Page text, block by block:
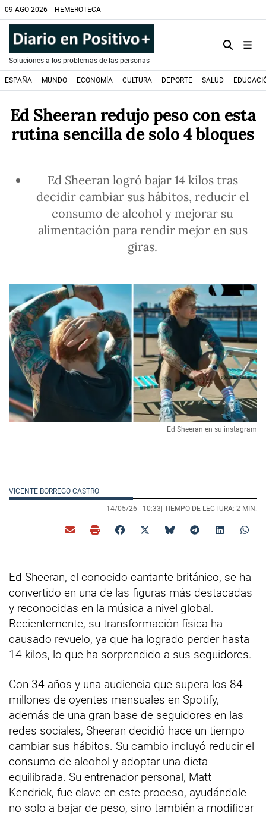
09 AGO 2026 HEMEROTECA
Soluciones a los problemas de las personas
ESPAÑA MUNDO ECONOMÍA CULTURA DEPORTE SALUD
Ed Sheeran redujo peso con esta
rutina sencilla de solo 4 bloques
Ed Sheeran logró bajar 14 kilos tras
decidir cambiar sus hábitos, reducir el
consumo de alcohol y mejorar su
alimentación para rendir mejor en sus
giras.
Ed Sheeran en su instagram
VICENTE BORREGO CASTRO
14/05/26 | 10:33 | TIEMPO DE LECTURA: 2 MIN.
Ed Sheeran, el conocido cantante británico, se ha
convertido en una de las figuras más destacadas
y reconocidas en la música a nivel global.
Recientemente, su transformación física ha
causado revuelo, ya que ha logrado perder hasta
14 kilos, lo que ha sorprendido a sus seguidores.
Con 34 años y una audiencia que supera los 84
millones de oyentes mensuales en Spotify,
además de una gran base de seguidores en las
redes sociales, Sheeran decidió hace un tiempo
cambiar sus hábitos. Su cambio incluyó reducir el
consumo de alcohol y adoptar una dieta
equilibrada. Su entrenador personal, Matt
Kendrick, fue clave en este proceso, ayudándole
no solo a bajar de peso, sino también a modificar